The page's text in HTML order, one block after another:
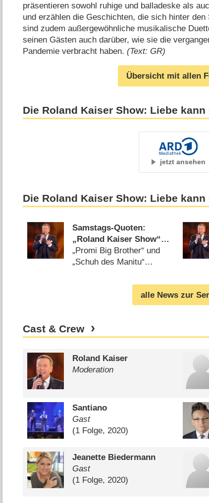
präsentieren sowohl ruhige und balladeske als
und erzählen die Geschichten, die sich hinter
sind zudem außergewöhnliche musikalische
seinen Gästen auch darüber, wie sie die
Pandemie verbracht haben.(Text: GR)
Übersicht mit allen
Die Roland Kaiser Show: Liebe
jetzt ansehen
Die Roland Kaiser Show: Liebe
Samstags-Quoten:
„Roland Kaiser Show“
von Krimi-Wiederholung
geschlagen
„Promi Big Brother“ und
„Schuh des Manitu“
alle News zur
Cast & Crew
Roland Kaiser
Moderation
Santiano
Gast
(1 Folge, 2020)
Jeanette Biedermann
Gast
(1 Folge, 2020)